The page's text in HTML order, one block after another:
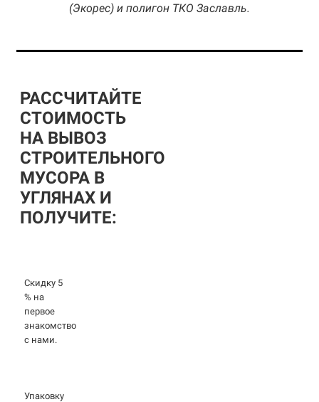
(Экорес) и полигон ТКО Заславль.
РАССЧИТАЙТЕ
СТОИМОСТЬ
НА ВЫВОЗ
СТРОИТЕЛЬНОГО
МУСОРА В
УГЛЯНАХ И
ПОЛУЧИТЕ:
Скидку 5
% на
первое
знакомство
с нами.
Упаковку